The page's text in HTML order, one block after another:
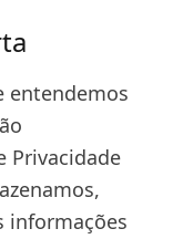
entendemos
Privacidade
informações